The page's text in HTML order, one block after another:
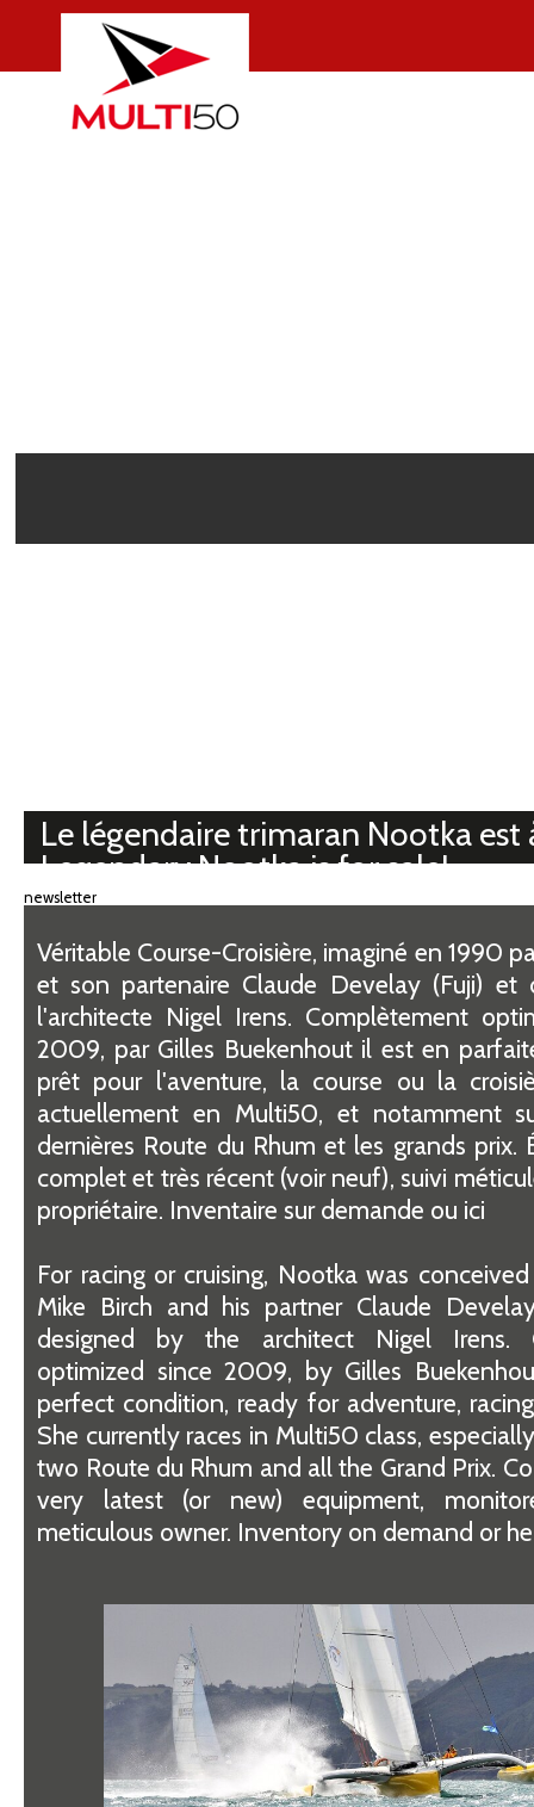
Le légendaire trimaran Nootka est
Legendary Nootka is for sale!
newsletter
Véritable Course-Croisière, imaginé en 1990
et son partenaire Claude Develay (Fuji) et
l'architecte Nigel Irens. Complètement
2009, par Gilles Buekenhout il est en
prêt pour l'aventure, la course ou la
actuellement en Multi50, et notamment
dernières Route du Rhum et les grands prix.
complet et très récent (voir neuf), suivi
propriétaire. Inventaire sur demande ou ici
For racing or cruising, Nootka was
Mike Birch and his partner Claude
designed by the architect Nigel Irens.
optimized since 2009, by Gilles
perfect condition, ready for adventure,
She currently races in Multi50 class,
two Route du Rhum and all the Grand Prix.
very latest (or new) equipment,
meticulous owner. Inventory on demand or